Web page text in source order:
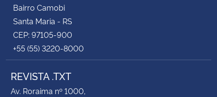
Bairro Camobi
Santa Maria - RS
CEP: 97105-900
+55 (55) 3220-8000
REVISTA .TXT
Av. Roraima nº 1000,